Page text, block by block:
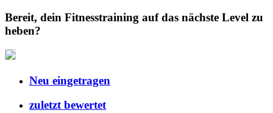
Bereit, dein Fitnesstraining auf das nächste Level zu
heben?
Neu eingetragen
zuletzt bewertet